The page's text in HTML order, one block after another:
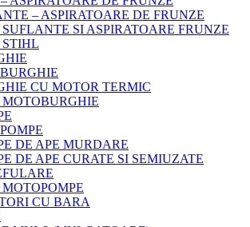
– ASPIRATOARE DE FRUNZE
SI ASPIRATOARE FRUNZE
STIHL
CU MOTOR TERMIC
DE APE MURDARE
DE APE CURATE SI SEMIUZATE
CU BARA